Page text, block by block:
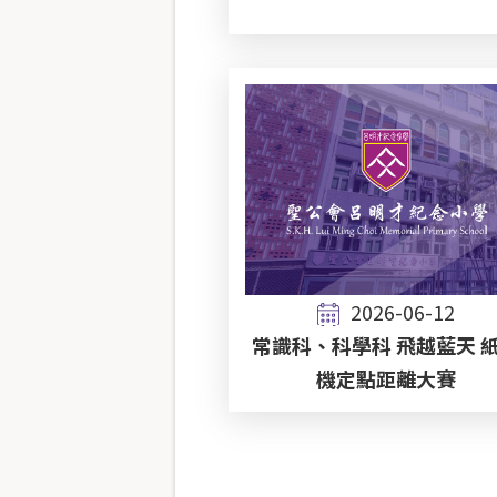
2026-06-12
常識科、科學科 飛越藍天
機定點距離大賽